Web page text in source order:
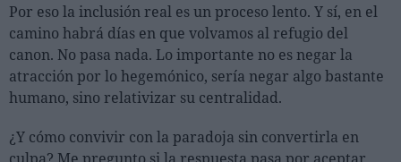
Por eso la inclusión real es un proceso lento. Y sí, en el
camino habrá días en que volvamos al refugio del
canon. No pasa nada. Lo importante no es negar la
atracción por lo hegemónico, sería negar algo bastante
humano, sino relativizar su centralidad.
¿Y cómo convivir con la paradoja sin convertirla en